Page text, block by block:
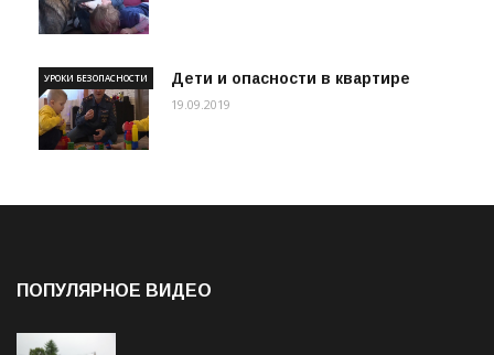
Дети и опасности в квартире
УРОКИ БЕЗОПАСНОСТИ
19.09.2019
ПОПУЛЯРНОЕ ВИДЕО